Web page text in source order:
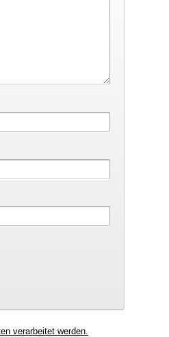
verarbeitet werden.